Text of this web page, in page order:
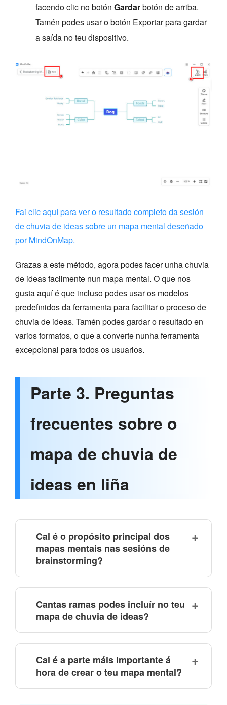
facendo clic no botón Gardarbotón de arriba.
Tamén podes usar o botón Exportar para gardar
a saída no teu dispositivo.
Fai clic aquí para ver o resultado completo da sesión
de chuvia de ideas sobre un mapa mental deseñado
por MindOnMap.
Grazas a este método, agora podes facer unha chuvia
de ideas facilmente nun mapa mental. O que nos
gusta aquí é que incluso podes usar os modelos
predefinidos da ferramenta para facilitar o proceso de
chuvia de ideas. Tamén podes gardar o resultado en
varios formatos, o que a converte nunha ferramenta
excepcional para todos os usuarios.
Parte 3. Preguntas
frecuentes sobre o
mapa de chuvia de
ideas en liña
Cal é o propósito principal dos
mapas mentais nas sesións de
brainstorming?
Cantas ramas podes incluír no teu
mapa de chuvia de ideas?
Cal é a parte máis importante á
hora de crear o teu mapa mental?